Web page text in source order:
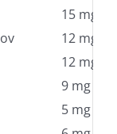
15 mg
12 mg
12 mg
9 mg
5 mg